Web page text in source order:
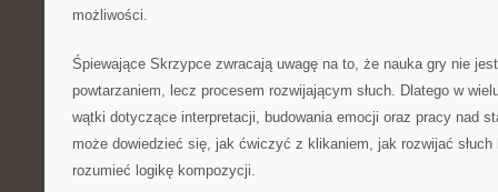
możliwości.
Śpiewające Skrzypce zwracają uwagę na to, że nauka gry nie
powtarzaniem, lecz procesem rozwijającym słuch. Dlatego w
wątki dotyczące interpretacji, budowania emocji oraz pracy nad
może dowiedzieć się, jak ćwiczyć z klikaniem, jak rozwijać
rozumieć logikę kompozycji.